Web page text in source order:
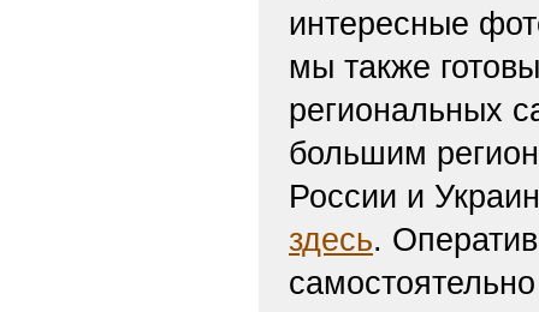
интересные
мы также
региональных
большим
России и
здесь.